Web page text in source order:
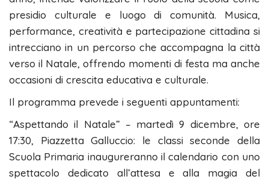
presidio culturale e luogo di comunità. Musica,
performance, creatività e partecipazione cittadina si
intrecciano in un percorso che accompagna la città
verso il Natale, offrendo momenti di festa ma anche
occasioni di crescita educativa e culturale.
Il programma prevede i seguenti appuntamenti:
“Aspettando il Natale” – martedì 9 dicembre, ore
17:30, Piazzetta Galluccio: le classi seconde della
Scuola Primaria inaugureranno il calendario con uno
spettacolo dedicato all’attesa e alla magia del